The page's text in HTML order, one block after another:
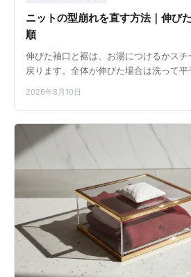
ニットの型崩れを直す方法｜伸び
順
伸びた袖口と裾は、お湯につけるかス
戻ります。全体が伸びた場合は洗って平
2026年8月10日